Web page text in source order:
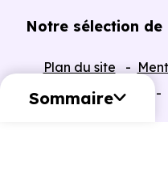
Sommaire
Notre sélection
Programmes
Plan du site
personnelles